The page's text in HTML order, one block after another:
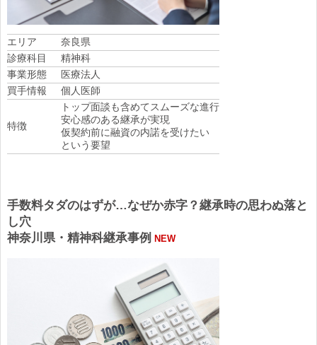
エリア
奈良県
診療科目
精神科
事業形態
医療法人
買手情報
個人医師
特徴
トップ面談も含めてスムーズな進行
安心感のある継承が実現
仮契約前に融資の内諾を受けたい
という要望
手数料タダのはずが…なぜか赤字？継承時の思わぬ落と
し穴
神奈川県・精神科継承事例 NEW